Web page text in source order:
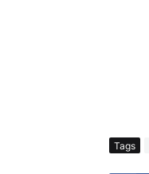
Tags